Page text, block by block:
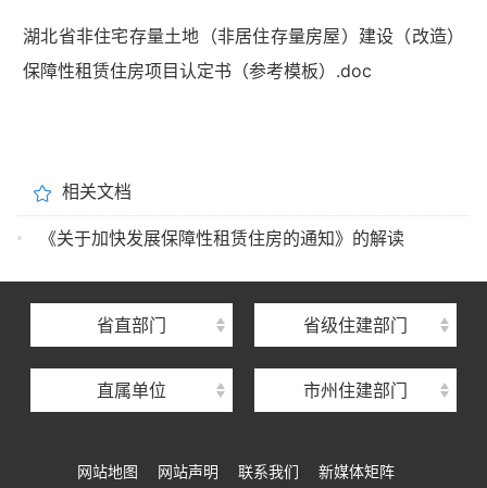
湖北省非住宅存量土地（非居住存量房屋）建设（改造）
保障性租赁住房项目认定书（参考模板）.doc
相关文档
《关于加快发展保障性租赁住房的通知》的解读
省直部门 省级住建部门
直属单位
湖北省建设信息中心
湖北省住房保障中心
湖北省建设工程质量安全监督总站
湖北省建设工程标准定额管理总站
湖北省住建厅执业资格注册中心
市州住建部门
网站地图 网站声明 联系我们 新媒体矩阵